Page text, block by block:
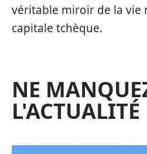
véritable miroir de la vie
capitale tchèque.
NE
L'ACTUALITÉ